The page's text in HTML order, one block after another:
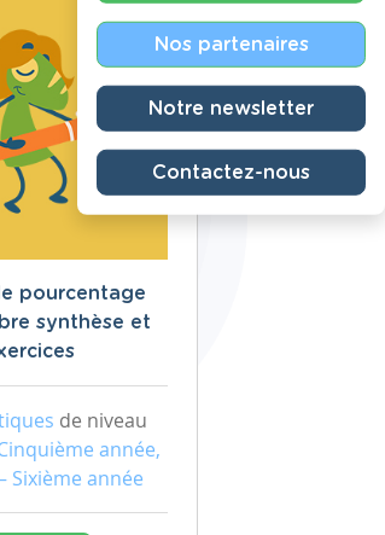
pourcentage
synthèse et
de niveau
année,
Sixième année
Nos partenaires
Notre newsletter
Contactez-nous